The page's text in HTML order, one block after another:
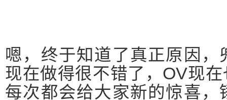
嗯，终于知道了真正原因
现在做得很不错了，OV现
每次都会给大家新的惊喜